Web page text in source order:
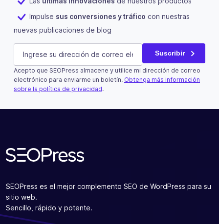
Impulse sus conversiones y tráfico con nuestras
nuevas publicaciones de blog
Company
Este campo es un campo de validación y debe quedar
E-mail (Obligatorio) Suscribir
Acepto que SEOPress almacene y utilice mi dirección de correo
electrónico para enviarme un boletín. Obtenga más información
sobre la política de privacidad.
SEOPress es el mejor complemento SEO de WordPress para su
sitio web.
Sencillo, rápido y potente.